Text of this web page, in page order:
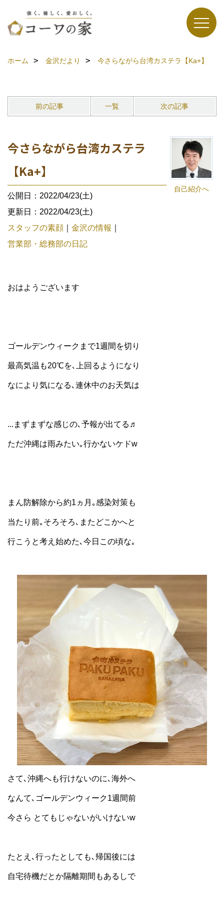
ホーム 金沢だより 今さらながら台湾カステラ【Ka+】
前の記事 一覧 次の記事
自己紹介へ
今さらながら台湾カステラ
【Ka+】
公開日：2022/04/23(土)
更新日：2022/04/23(土)
スタッフの素顔
金沢の情報
営業部・総務部の日記
おはようございます
ゴールデンウィークまで1週間を切り
最高気温も20℃を､上回るようになり
なにより気になる､連休中のお天気は
...まずまずな感じの､予報が出てる♬
ただ沖縄は雨みたい｡行かないケドw
まん防解除から約1ヵ月｡感染対策も
当たり前｡そろそろ､またどこかへと
行こうと考え始めた､今日この頃な｡
さて､沖縄へも行けないのに､海外へ
なんて､ゴールデンウィーク1週間前
今さら とてもじゃないがいけないw
たとえ､行ったとしても､帰国後には
自宅待機だとか隔離期間もあるしで